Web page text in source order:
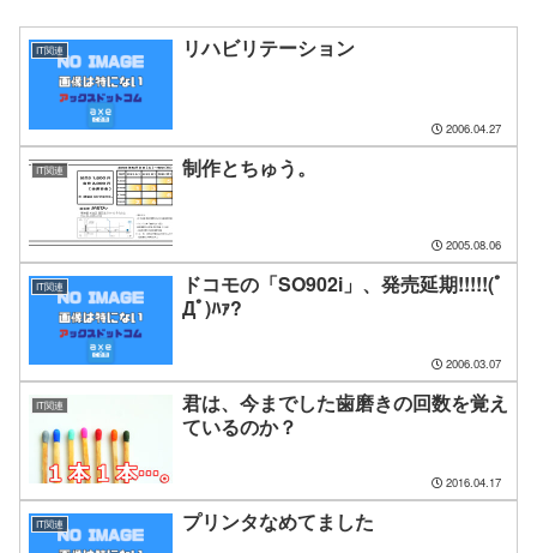
IT関連 リハビリテーション
2006.04.27
IT関連 制作とちゅう。
2005.08.06
IT関連
ドコモの「SO902i」、発売延期!!!!!(ﾟ
Дﾟ)ﾊｧ?
2006.03.07
IT関連
君は、今までした歯磨きの回数を覚え
ているのか？
2016.04.17
IT関連 プリンタなめてました